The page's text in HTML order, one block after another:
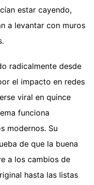
estar cayendo,
a levantar con muros
radicalmente desde
el impacto en redes
viral en quince
funciona
modernos. Su
de que la buena
a los cambios de
hasta las listas